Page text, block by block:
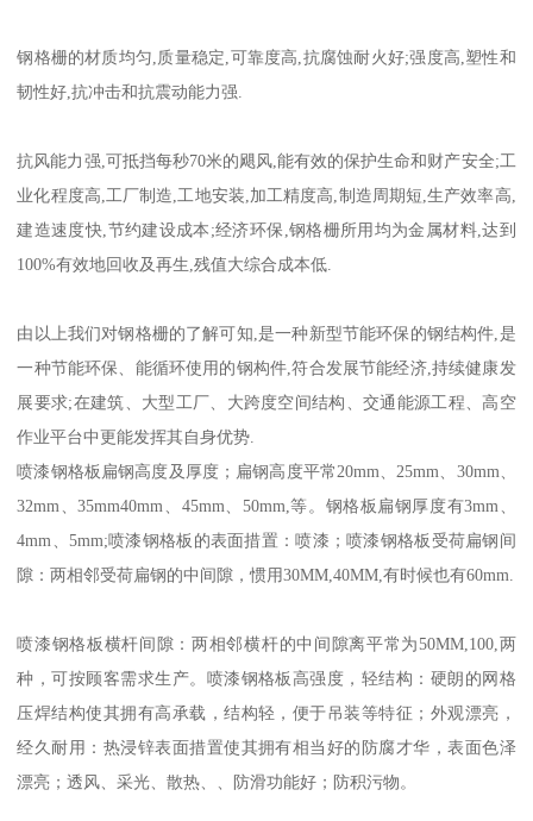
钢格栅的材质均匀,质量稳定,可靠度高,抗腐蚀耐火好;强度高,塑性和
韧性好,抗冲击和抗震动能力强.
抗风能力强,可抵挡每秒70米的飓风,能有效的保护生命和财产安全;工
业化程度高,工厂制造,工地安装,加工精度高,制造周期短,生产效率高,
建造速度快,节约建设成本;经济环保,钢格栅所用均为金属材料,达到
100%有效地回收及再生,残值大综合成本低.
由以上我们对钢格栅的了解可知,是一种新型节能环保的钢结构件,是
一种节能环保、能循环使用的钢构件,符合发展节能经济,持续健康发
展要求;在建筑、大型工厂、大跨度空间结构、交通能源工程、高空
作业平台中更能发挥其自身优势.
喷漆钢格板扁钢高度及厚度；扁钢高度平常20mm、25mm、30mm、
32mm、35mm40mm、45mm、50mm,等。钢格板扁钢厚度有3mm、
4mm、5mm;喷漆钢格板的表面措置：喷漆；喷漆钢格板受荷扁钢间
隙：两相邻受荷扁钢的中间隙，惯用30MM,40MM,有时候也有60mm.
喷漆钢格板横杆间隙：两相邻横杆的中间隙离平常为50MM,100,两
种，可按顾客需求生产。喷漆钢格板高强度，轻结构：硬朗的网格
压焊结构使其拥有高承载，结构轻，便于吊装等特征；外观漂亮，
经久耐用：热浸锌表面措置使其拥有相当好的防腐才华，表面色泽
漂亮；透风、采光、散热、、防滑功能好；防积污物。